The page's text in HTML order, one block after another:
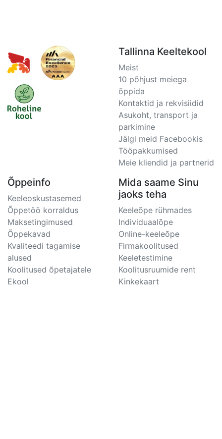
Tallinna Keeltekool
Meist
10 põhjust meiega
õppida
Kontaktid ja rekvisiidid
Asukoht, transport ja
parkimine
Jälgi meid Facebookis
Tööpakkumised
Meie kliendid ja partnerid
Õppeinfo
Keeleoskustasemed
Õppetöö korraldus
Maksetingimused
Õppekavad
Kvaliteedi tagamise
alused
Koolitused õpetajatele
Ekool
Mida saame Sinu
jaoks teha
Keeleõpe rühmades
Individuaalõpe
Online-keeleõpe
Firmakoolitused
Keeletestimine
Koolitusruumide rent
Kinkekaart